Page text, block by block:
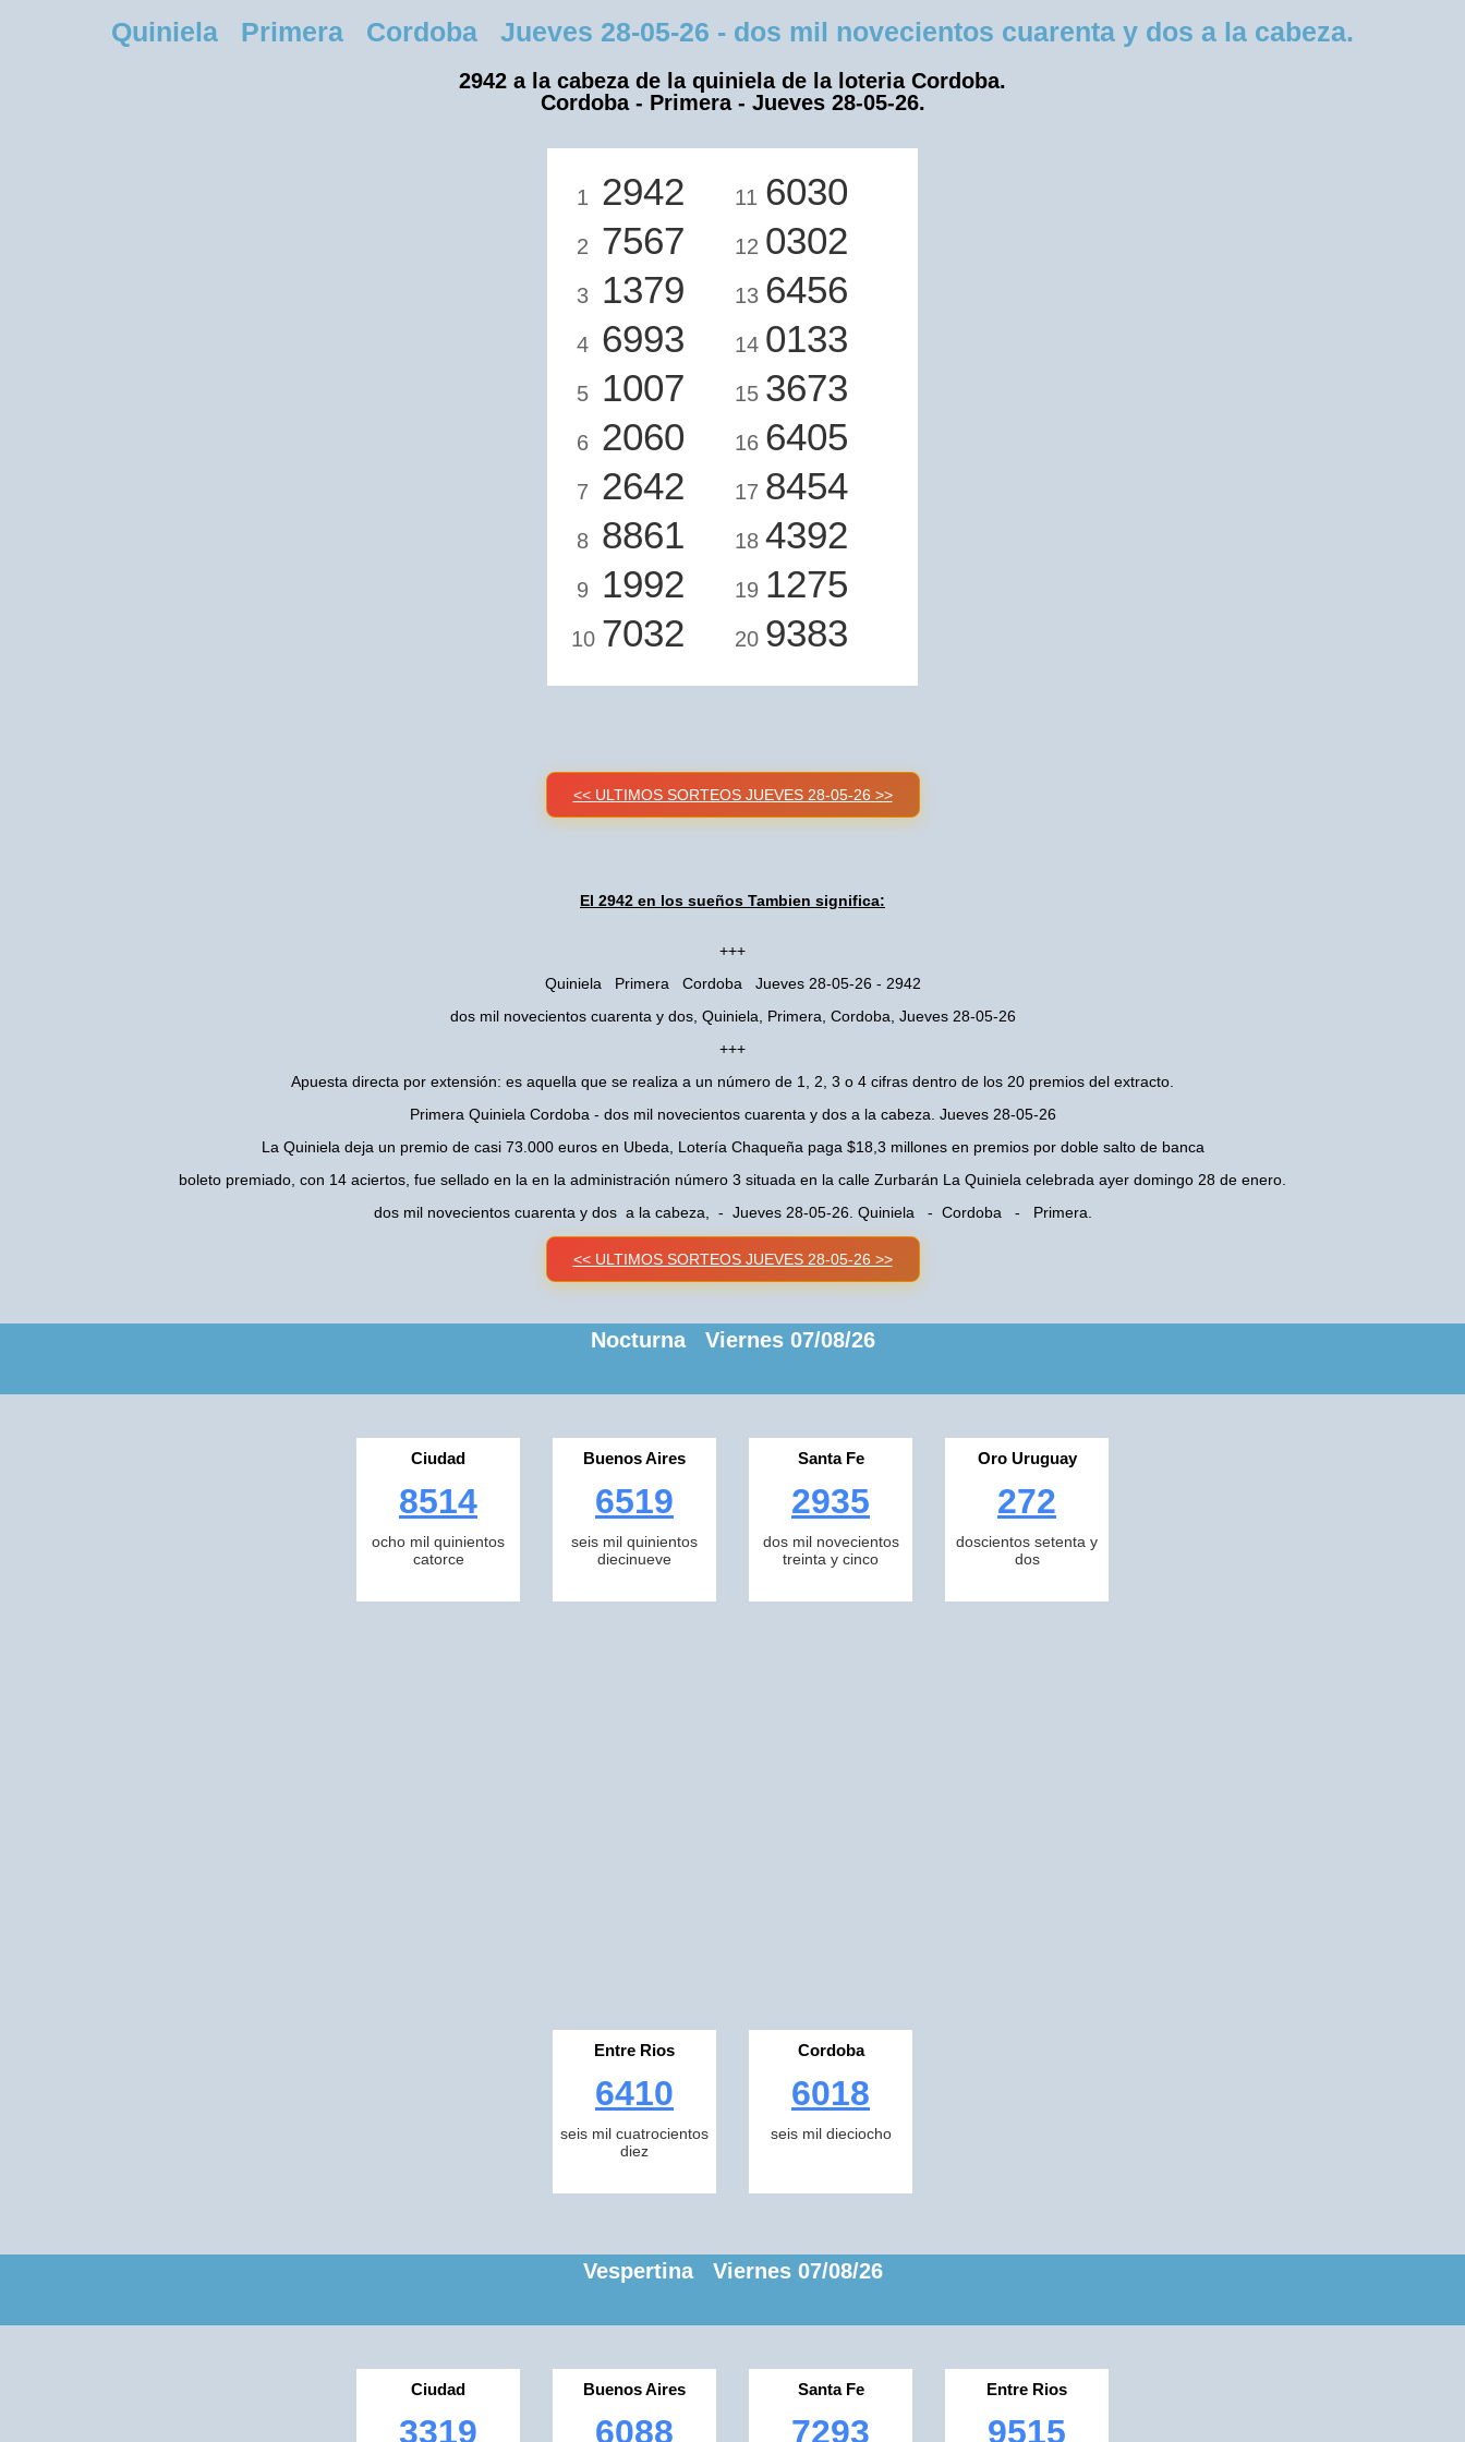
Quiniela Primera Cordoba Jueves 28-05-26 - dos mil novecientos cuarenta y dos a la cabeza.
2942 a la cabeza de la quiniela de la loteria Cordoba.
Cordoba - Primera - Jueves 28-05-26.
1 2942
2 7567
3 1379
4 6993
5 1007
6 2060
7 2642
8 8861
9 1992
10 7032
11 6030
12 0302
13 6456
14 0133
15 3673
16 6405
17 8454
18 4392
19 1275
20 9383
<< ULTIMOS SORTEOS JUEVES 28-05-26 >>
El 2942 en los sueños Tambien significa:
+++
Quiniela Primera Cordoba Jueves 28-05-26 - 2942
dos mil novecientos cuarenta y dos, Quiniela, Primera, Cordoba, Jueves 28-05-26
+++
Apuesta directa por extensión: es aquella que se realiza a un número de 1, 2, 3 o 4 cifras dentro de los 20 premios del extracto.
Primera Quiniela Cordoba - dos mil novecientos cuarenta y dos a la cabeza. Jueves 28-05-26
La Quiniela deja un premio de casi 73.000 euros en Ubeda, Lotería Chaqueña paga $18,3 millones en premios por doble salto de banca
boleto premiado, con 14 aciertos, fue sellado en la en la administración número 3 situada en la calle Zurbarán La Quiniela celebrada ayer domingo 28 de enero.
dos mil novecientos cuarenta y dos a la cabeza, - Jueves 28-05-26. Quiniela - Cordoba - Primera.
<< ULTIMOS SORTEOS JUEVES 28-05-26 >>
Nocturna Viernes 07/08/26
Ciudad
8514
ocho mil quinientos
catorce
Buenos Aires
6519
seis mil quinientos
diecinueve
Santa Fe
2935
dos mil novecientos
treinta y cinco
Oro Uruguay
272
doscientos setenta y
dos
Entre Rios
6410
seis mil cuatrocientos
diez
Cordoba
6018
seis mil dieciocho
Vespertina Viernes 07/08/26
Ciudad
3319
Buenos Aires
6088
Santa Fe
7293
Entre Rios
9515